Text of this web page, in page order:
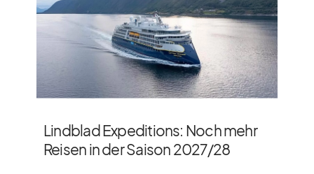
Lindblad Expeditions: Noch mehr
Reisen in der Saison 2027/​28